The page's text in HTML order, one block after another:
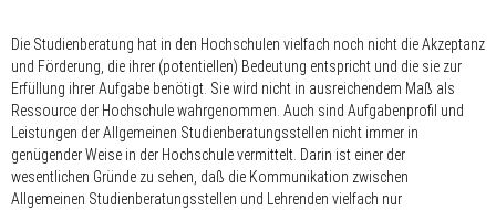
Die Studienberatung hat in den Hochschulen vielfach noch nicht die Akzeptanz
und Förderung, die ihrer (potentiellen) Bedeutung entspricht und die sie zur
Erfüllung ihrer Aufgabe benötigt. Sie wird nicht in ausreichendem Maß als
Ressource der Hochschule wahrgenommen. Auch sind Aufgabenprofil und
Leistungen der Allgemeinen Studienberatungsstellen nicht immer in
genügender Weise in der Hochschule vermittelt. Darin ist einer der
wesentlichen Gründe zu sehen, daß die Kommunikation zwischen
Allgemeinen Studienberatungsstellen und Lehrenden vielfach nur